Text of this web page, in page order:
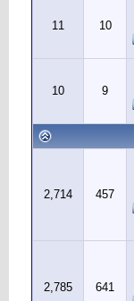
10
11
9
10
457
2,714
641
2,785